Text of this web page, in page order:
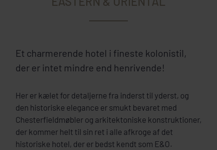
Et charmerende hotel i fineste kolonistil,
der er intet mindre end henrivende!
Her er kælet for detaljerne fra inderst til yderst, og
den historiske elegance er smukt bevaret med
Chesterfieldmøbler og arkitektoniske konstruktioner,
der kommer helt til sin ret i alle afkroge af det
historiske hotel, der er bedst kendt som E&O.